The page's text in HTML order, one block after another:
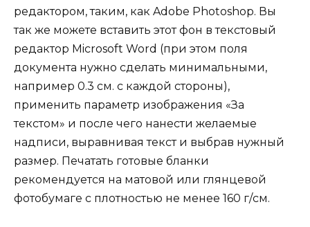
редактором, таким, как Adobe Photoshop. Вы
так же можете вставить этот фон в текстовый
редактор Microsoft Word (при этом поля
документа нужно сделать минимальными,
например 0.3 см. с каждой стороны),
применить параметр изображения «За
текстом» и после чего нанести желаемые
надписи, выравнивая текст и выбрав нужный
размер. Печатать готовые бланки
рекомендуется на матовой или глянцевой
фотобумаге с плотностью не менее 160 г/см.